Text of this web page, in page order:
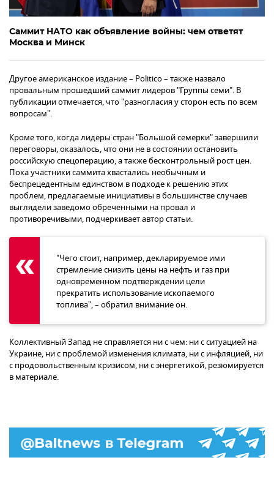
Саммит НАТО как объявление войны: чем ответят
Москва и Минск
Другое американское издание – Politico – также назвало
провальным прошедший саммит лидеров "Группы семи". В
публикации отмечается, что "разногласия у сторон есть по всем
вопросам".
Кроме того, когда лидеры стран "Большой семерки" завершили
переговоры, оказалось, что они не в состоянии остановить
российскую спецоперацию, а также бесконтрольный рост цен.
Пока участники саммита хвастались необычным и
беспрецедентным единством в подходе к решению этих
проблем, предлагаемые инициативы в большинстве случаев
выглядели заведомо обреченными на провал и
противоречивыми, подчеркивает автор статьи.
"Чего стоит, например, декларируемое ими
стремление снизить цены на нефть и газ при
одновременном подтверждении цели
прекратить использование ископаемого
топлива", – обратил внимание он.
Коллективный Запад не справляется ни с чем: ни с ситуацией на
Украине, ни с проблемой изменения климата, ни с инфляцией, ни
с продовольственным кризисом, ни с энергетикой, резюмируется
в материале.